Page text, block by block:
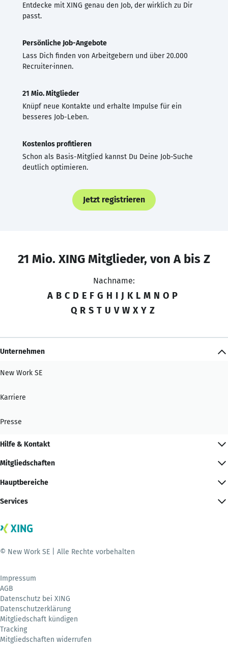
Entdecke mit XING genau den Job, der wirklich zu Dir
passt.
Persönliche Job-Angebote
Lass Dich finden von Arbeitgebern und über 20.000
Recruiter·innen.
21 Mio. Mitglieder
Knüpf neue Kontakte und erhalte Impulse für ein
besseres Job-Leben.
Kostenlos profitieren
Schon als Basis-Mitglied kannst Du Deine Job-Suche
deutlich optimieren.
Jetzt registrieren
21 Mio. XING Mitglieder, von A bis Z
Nachname:
A B C D E F G H I J K L M N O P
Q R S T U V W X Y Z
Unternehmen
New Work SE
Karriere
Presse
Hilfe & Kontakt
Mitgliedschaften
Hauptbereiche
Services
© New Work SE | Alle Rechte vorbehalten
Impressum
AGB
Datenschutz bei XING
Datenschutzerklärung
Mitgliedschaft kündigen
Tracking
Mitgliedschaften widerrufen